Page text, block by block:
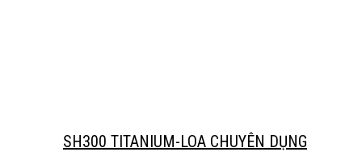
SH300 TITANIUM-LOA CHUYÊN DỤNG